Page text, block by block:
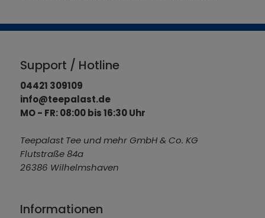
Support / Hotline
04421 309109
info@teepalast.de
MO - FR: 08:00 bis 16:30 Uhr
Teepalast Tee und mehr GmbH & Co. KG
Flutstraße 84a
26386 Wilhelmshaven
Informationen